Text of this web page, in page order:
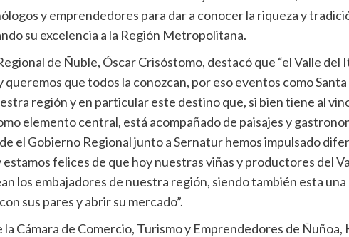
y emprendedores para dar a conocer la riqueza y
su excelencia a la Región Metropolitana.
de Ñuble, Óscar Crisóstomo, destacó que “el Valle del
queremos que todos la conozcan, por eso eventos como
región y en particular este destino que, si bien tiene al
elemento central, está acompañado de paisajes y
el Gobierno Regional junto a Sernatur hemos impulsado
felices de que hoy nuestras viñas y productores del
los embajadores de nuestra región, siendo también esta
sus pares y abrir su mercado”.
la Cámara de Comercio, Turismo y Emprendedores de